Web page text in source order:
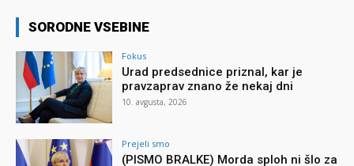
SORODNE VSEBINE
Fokus
Urad predsednice priznal, kar je
pravzaprav znano že nekaj dni
10. avgusta, 2026
Prejeli smo
(PISMO BRALKE) Morda sploh ni šlo za